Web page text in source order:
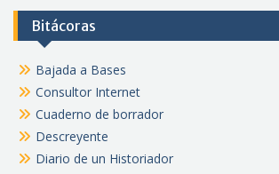
Bitácoras
Bajada a Bases
Consultor Internet
Cuaderno de borrador
Descreyente
Diario de un Historiador